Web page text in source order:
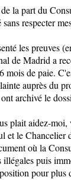
la part du
respecter
les preuves
de Madrid a
de paie.
auprès
archivé le
plait aidez-
le
où la
puis
pour